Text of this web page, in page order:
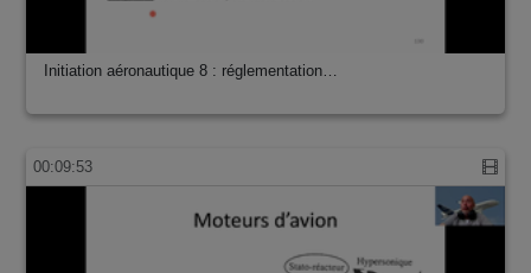
Initiation aéronautique 8 : réglementation…
00:09:53